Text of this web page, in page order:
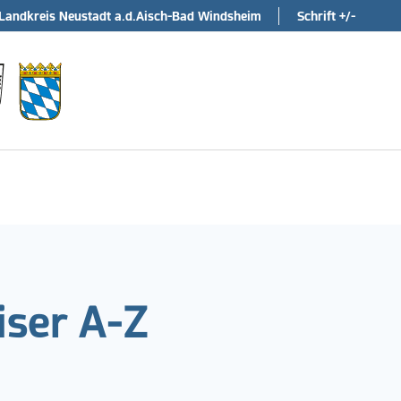
Neustadt a.d.Aisch-Bad Windsheim Schrift +/-
A-Z